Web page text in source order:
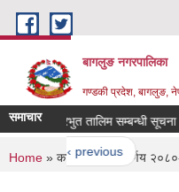
Skip to main content
बागलुङ नगरपालिका
गण्डकी प्रदेश, बागलुङ,
समाचारआधारभुत तालिम सम्बन्धी सूचना !!!
‹ previous …
You are here
Home » कार्यपालिकाको निर्णय